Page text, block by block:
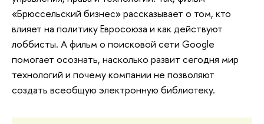
«Брюссельский бизнес» рассказывает о том, кто
влияет на политику Евросоюза и как действуют
лоббисты. А фильм о поисковой сети Google
помогает осознать, насколько развит сегодня мир
технологий и почему компании не позволяют
создать всеобщую электронную библиотеку.